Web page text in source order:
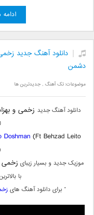
دانلود آهنگ جدید
دشمن
موضوعات:تک آهنگ ,جدیدترین ها
دانلود آهنگ جدید زخمی و
Doshman(Ft Behzad Leito
موزیک جدید و بسیار زیبای زخمی
با
” برای دانلود آهنگ های